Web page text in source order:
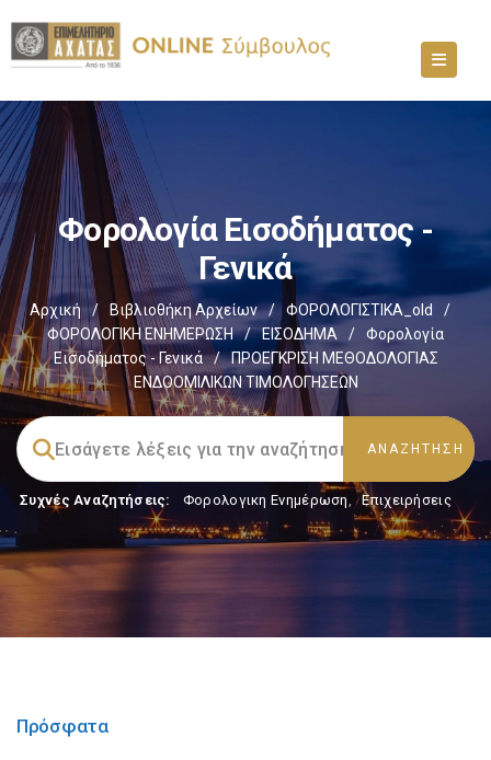
Φορολογία Εισοδήματος -
Γενικά
Αρχική / Βιβλιοθήκη Αρχείων / ΦΟΡΟΛΟΓΙΣΤΙΚΑ_old
/
ΦΟΡΟΛΟΓΙΚΗ ΕΝΗΜΕΡΩΣΗ
/ ΕΙΣΟΔΗΜΑ /
Φορολογία
Εισοδήματος - Γενικά
/
ΠΡΟΕΓΚΡΙΣΗ ΜΕΘΟΔΟΛΟΓΙΑΣ
ΕΝΔΟΟΜΙΛΙΚΩΝ ΤΙΜΟΛΟΓΗΣΕΩΝ
Συχνές Αναζητήσεις: Φορολογικη Ενημέρωση, Επιχειρήσεις
Πρόσφατα